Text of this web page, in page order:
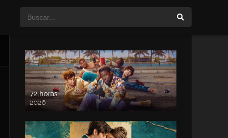
72 horas
2026